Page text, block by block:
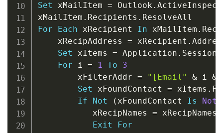
Set xMailItem = Outlook .
xMailItem . Recipients .
For
Each xRecipient In xMailItem .
    xRecipAddress
= xRecipient .
Set xItems = Application . Session
For i = 1 To
3
        xFilterAddr
= "[Email" & i &
Set xFoundContact = xItems .
If
Not ( xFoundContact Is
           xRecipNames
= xRecipNames
Exit
For